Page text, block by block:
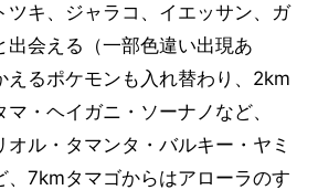
ツキ、ジャラコ、イエッサン、ガ
出会える（一部色違い出現あ
えるポケモンも入れ替わり、2km
・ヘイガニ・ソーナノなど、
ル・タマンタ・バルキー・ヤミ
、7kmタマゴからはアローラのす